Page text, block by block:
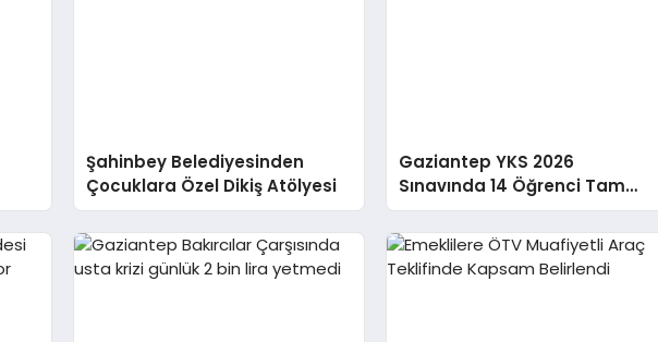
Şahinbey Belediyesinden
Çocuklara Özel Dikiş Atölyesi
Gaziantep YKS 2026
Sınavında 14 Öğrenci Tam
Puan Aldı